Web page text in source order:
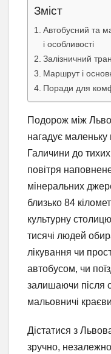
Зміст
Автобусний та
і особливості
Залізничний
Маршрут і
Поради для
Подорож між
нагадує маленьку
Галичини до тихих
повітря
мінеральних
близько 84
культурну
тисячі людей
лікування чи
автобусом, чи
залишаючи після
мальовничі
Дістатися з
зручно,